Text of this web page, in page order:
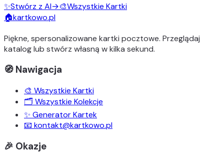
✨Stwórz z AI→🎨Wszystkie Kartki
🏠kartkowo.pl
Piękne, spersonalizowane kartki pocztowe. Przeglądaj
katalog lub stwórz własną w kilka sekund.
🧭 Nawigacja
🎨 Wszystkie Kartki
🗂️ Wszystkie Kolekcje
✨ Generator Kartek
📧 kontakt@kartkowo.pl
🎉 Okazje